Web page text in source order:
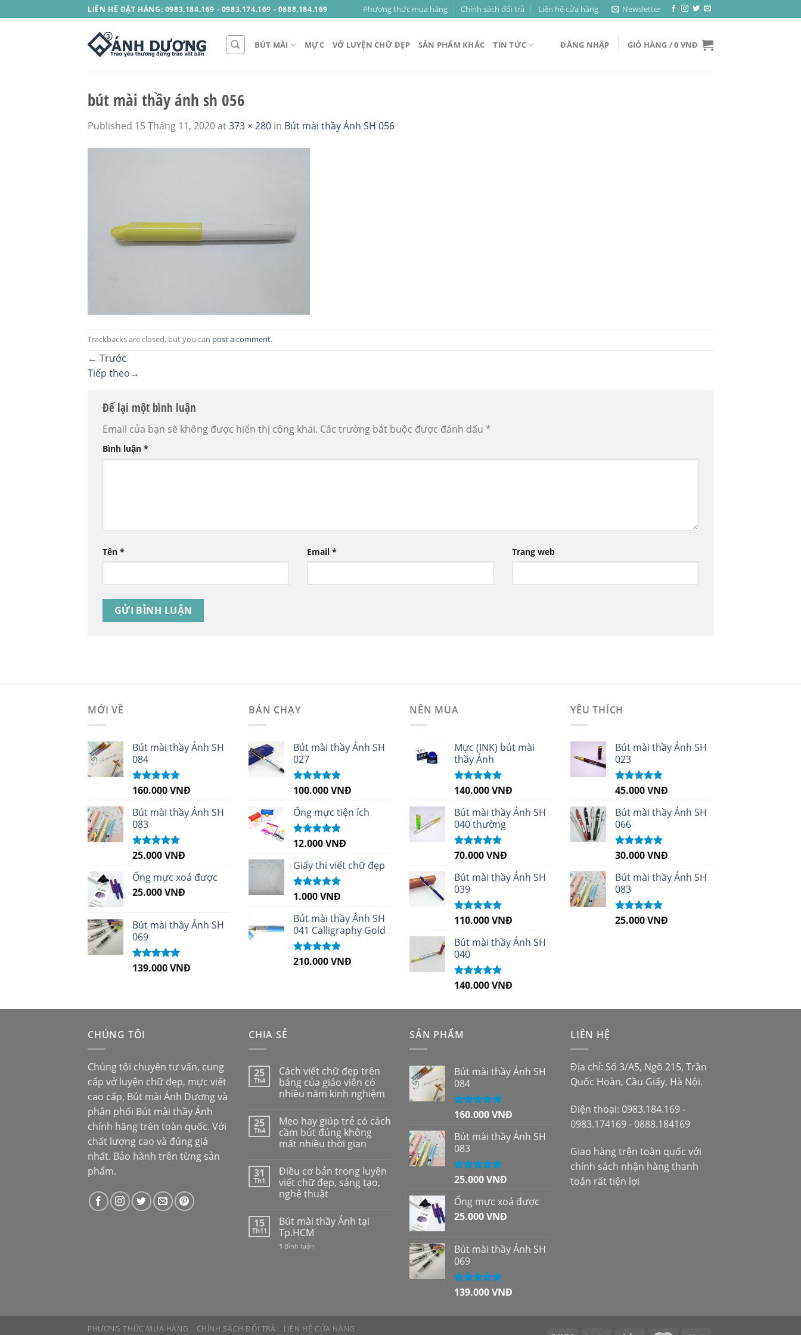
to
LIÊN HỆ ĐẶT HÀNG: 0983.184.169 - 0983.174.169 - 0888.184.169 Phương thức mua hàng Chính sách đổi trả Liên hệ cửa hàng Newsletter
BÚT MÀI MỰC VỞ LUYỆN CHỮ ĐẸP SẢN PHẨM KHÁC TIN TỨC ĐĂNG NHẬP GIỎ HÀNG /0 VNĐ
bút mài thầy ánh sh 056
Published 15 Tháng 11, 2020at373 × 280 in Bút mài thầy Ánh SH 056
Trackbacks are closed, but you can post a comment.
← Trước
Tiếp theo→
Để lại một bình luận
Email của bạn sẽ không được hiển thị công khai. Các trường bắt buộc được đánh dấu *
Bình luận *
Tên * Email* Trang web
MỚI VỀ
Bút mài thầy Ánh SH
084
Được xếp
sao
160.000VNĐ
Bút mài thầy Ánh SH
083
Được xếp
sao
25.000VNĐ
Ống mực xoá được
25.000VNĐ
Bút mài thầy Ánh SH
069
Được xếp
139.000VNĐ
BÁN CHẠY
Bút mài thầy Ánh SH
027
Được xếp
sao
100.000VNĐ
Ống mực tiện ích
Được xếp
sao
12.000VNĐ
Giấy thi viết chữ đẹp
Được xếp
sao
1.000VNĐ
Bút mài thầy Ánh SH
041 Calligraphy Gold
Được xếp
210.000VNĐ
NÊN MUA
Mực (INK) bút mài
thầy Ánh
Được xếp
sao
140.000VNĐ
Bút mài thầy Ánh SH
040 thường
Được xếp
sao
70.000VNĐ
Bút mài thầy Ánh SH
039
Được xếp
sao
110.000VNĐ
Bút mài thầy Ánh SH
040
Được xếp
140.000VNĐ
YÊU THÍCH
Bút mài thầy Ánh SH
023
Được xếp
sao
45.000VNĐ
Bút mài thầy Ánh SH
066
Được xếp
sao
30.000VNĐ
Bút mài thầy Ánh SH
083
Được xếp
25.000VNĐ
CHÚNG TÔI
Chúng tôi chuyên tư vấn, cung
cấp vở luyện chữ đẹp, mực viết
cao cấp, Bút mài Ánh Dươngvà
phân phối Bút mài thầy Ánh
chính hãng trên toàn quốc. Với
chất lượng cao và đúng giá
nhất. Bảo hành trên từng sản
phẩm.
CHIA SẺ
25
Th4
Cách viết chữ đẹp trên
bảng của giáo viên có
nhiều năm kinh nghiệm
25
Th4
Mẹo hay giúp trẻ có cách
cầm bút đúng không
mất nhiều thời gian
31
Th1
Điều cơ bản trong luyện
viết chữ đẹp, sáng tạo,
nghệ thuật
15
Th11
Bút mài thầy Ánh tại
Tp.HCM
1 Bình luận
SẢN PHẨM
Bút mài thầy Ánh SH
084
Được xếp
sao
160.000VNĐ
Bút mài thầy Ánh SH
083
Được xếp
sao
25.000VNĐ
Ống mực xoá được
25.000VNĐ
Bút mài thầy Ánh SH
069
Được xếp
139.000VNĐ
LIÊN HỆ
Địa chỉ: Số 3/A5, Ngõ 215, Trần
Quốc Hoàn, Cầu Giấy, Hà Nội.
Điện thoại: 0983.184.169 -
0983.174169 - 0888.184169
Giao hàng trên toàn quốc với
chính sách nhận hàng thanh
toán rất tiện lợi
PHƯƠNG THỨC MUA HÀNG CHÍNH SÁCH ĐỔI TRẢ LIÊN HỆ CỬA HÀNG